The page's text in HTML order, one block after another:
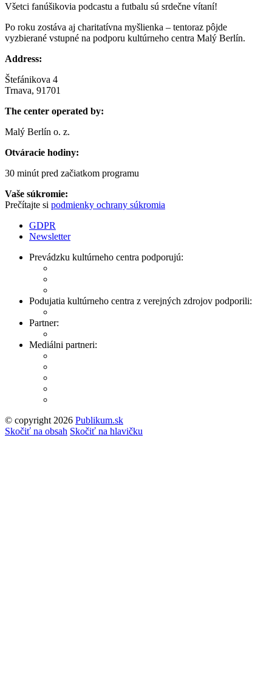
Všetci fanúšikovia podcastu a futbalu sú srdečne vítaní!
Po roku zostáva aj charitatívna myšlienka – tentoraz pôjde
vyzbierané vstupné na podporu kultúrneho centra Malý Berlín.
Address:
Štefánikova 4
Trnava, 91701
The center operated by:
Malý Berlín o. z.
Otváracie hodiny:
30 minút pred začiatkom programu
Vaše súkromie:
Prečítajte si podmienky ochrany súkromia
GDPR
Newsletter
Prevádzku kultúrneho centra podporujú:
Podujatia kultúrneho centra z verejných zdrojov podporili:
Partner:
Mediálni partneri:
© copyright 2026 Publikum.sk
Tvorba stránok: Enjoy
Skočiť na obsah Skočiť na hlavičku